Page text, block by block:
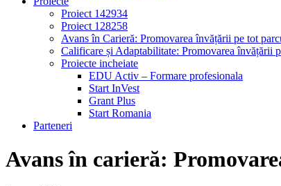
Proiect 142934
Proiect 128258
Avans în Carieră: Promovarea învățării pe tot
Calificare și Adaptabilitate: Promovarea învățării
Proiecte incheiate
EDU Activ – Formare profesionala
Start InVest
Grant Plus
Start Romania
Parteneri
Avans în carieră: